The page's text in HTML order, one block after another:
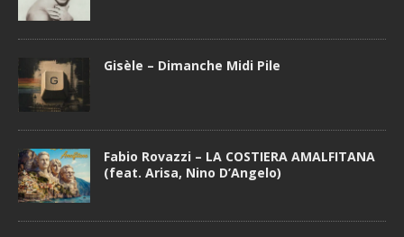
Gisèle – Dimanche Midi Pile
Fabio Rovazzi – LA COSTIERA AMALFITANA
(feat. Arisa, Nino D’Angelo)